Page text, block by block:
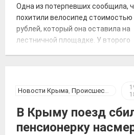
Одна из потерпевших сообщила,
похитили велосипед стоимостью
рублей, который она оставила на
лестничной площадке. У второго
сроки по подозрению в
данных преступлений
Новости Крыма, Происшествия
В Крыму поезд
пенсионерку